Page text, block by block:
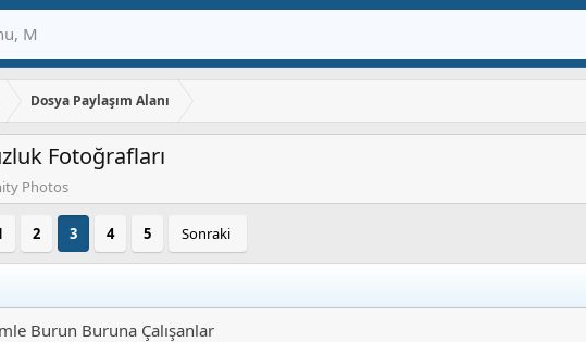
Dosya Paylaşım Alanı
Fotoğrafları
Photos
2 3 4 5 Sonraki
Burun Buruna Çalışanlar